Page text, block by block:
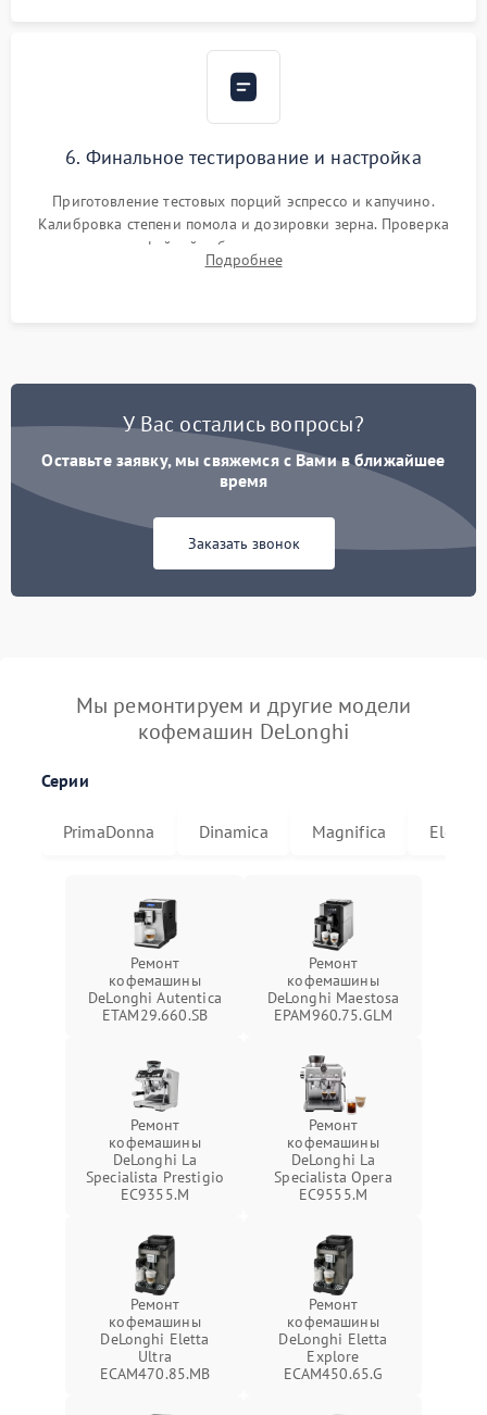
6. Финальное тестирование и настройка
Приготовление тестовых порций эспрессо и капучино.
Калибровка степени помола и дозировки зерна. Проверка
плотности кофейной таблетки, температуры напитка и
качества молочной пены. Контроль отсутствия посторонних
Подробнее
У Вас остались вопросы?
Оставьте заявку, мы свяжемся с Вами в ближайшее
время
Заказать звонок
Мы ремонтируем и другие модели
кофемашин DeLonghi
Серии
PrimaDonna Dinamica Magnifica Eletta
Ремонт
кофемашины
DeLonghi Autentica
ETAM29.660.SB
Ремонт
кофемашины
DeLonghi Maestosa
EPAM960.75.GLM
Ремонт
кофемашины
DeLonghi La
Specialista Prestigio
EC9355.M
Ремонт
кофемашины
DeLonghi La
Specialista Opera
EC9555.M
Ремонт
кофемашины
DeLonghi Eletta
Ultra
ECAM470.85.MB
Ремонт
кофемашины
DeLonghi Eletta
Explore
ECAM450.65.G